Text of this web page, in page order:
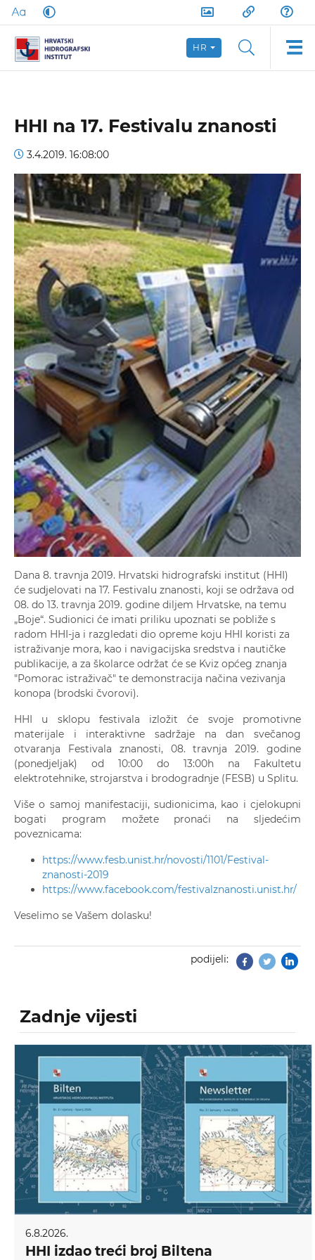
HR
HHI na 17. Festivalu znanosti
3.4.2019. 16:08:00
Dana 8. travnja 2019. Hrvatski hidrografski institut (HHI)
će sudjelovati na 17. Festivalu znanosti, koji se održava od
08. do 13. travnja 2019. godine diljem Hrvatske, na temu
„Boje“. Sudionici će imati priliku upoznati se pobliže s
radom HHI-ja i razgledati dio opreme koju HHI koristi za
istraživanje mora, kao i navigacijska sredstva i nautičke
publikacije, a za školarce održat će se Kviz općeg znanja
"Pomorac istraživač" te demonstracija načina vezivanja
konopa (brodski čvorovi).
HHI u sklopu festivala izložit će svoje promotivne
materijale i interaktivne sadržaje na dan svečanog
otvaranja Festivala znanosti, 08. travnja 2019. godine
(ponedjeljak) od 10:00 do 13:00h na Fakultetu
elektrotehnike, strojarstva i brodogradnje (FESB) u Splitu.
Više o samoj manifestaciji, sudionicima, kao i cjelokupni
bogati program možete pronaći na sljedećim
poveznicama:
https://www.fesb.unist.hr/novosti/1101/Festival-
znanosti-2019
https://www.facebook.com/festivalznanosti.unist.hr/
Veselimo se Vašem dolasku!
podijeli: Facebook
Twitter
Zadnje vijesti
6.8.2026.
HHI izdao treći broj Biltena